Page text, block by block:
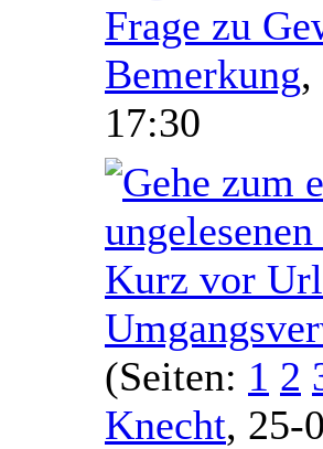
Frage zu
Bemerkung,
17:30
Kurz vor
(Seiten: 1 2
Knecht, 25-